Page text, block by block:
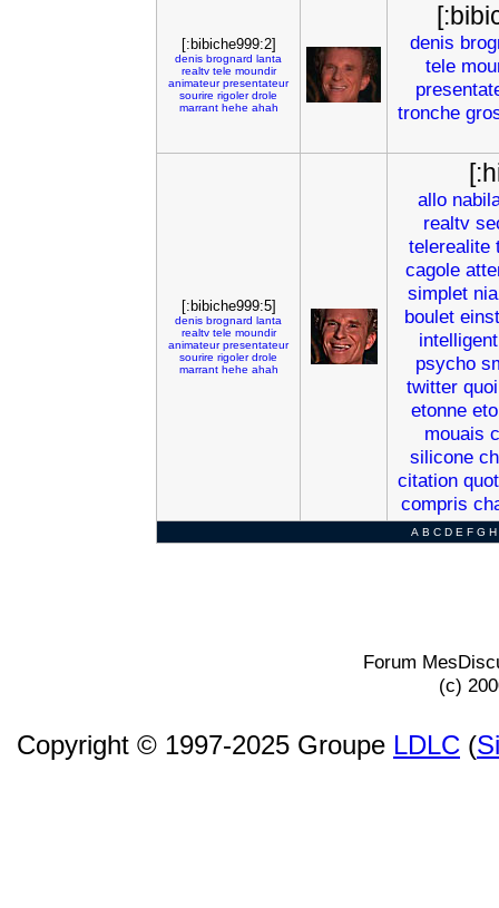
[:bibiche999:2]
denis brognard lanta
realtv tele moundir
animateur presentateur
sourire rigoler drole
marrant hehe ahah
denis
tele
tronche
[:bibiche999:5]
denis brognard lanta
realtv tele moundir
animateur presentateur
sourire rigoler drole
marrant hehe ahah
allo
realtv
telerealite
cagole
simplet
boulet
intelligent
psycho
twitter quoi
etonne
mouais
silicone
citation
compris
A B C D E F G H
Forum
(c)
Copyright © 1997-2025 Groupe LDLC (